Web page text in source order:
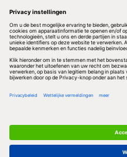
Volg ons
Redactionele partner
Algemene Voorwaarden & Copyrights